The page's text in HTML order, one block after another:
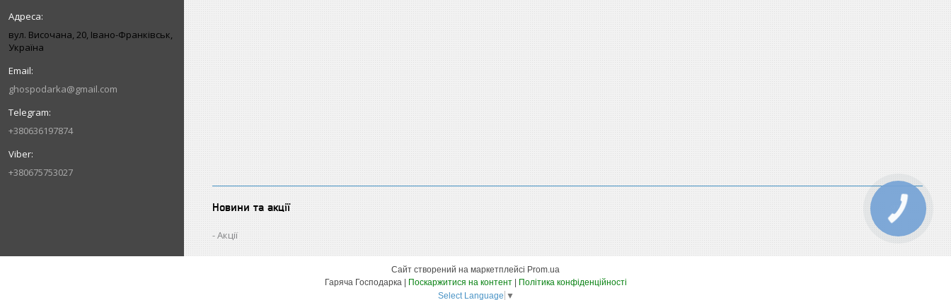
вул. Височана, 20, Івано-Франківськ,
Україна
ghospodarka@gmail.com
+380636197874
+380675753027
Новини та акції
Акції
Сайт створений на маркетплейсі Prom.ua
Поскаржитися на контент
Політика конфіденційності
Select Language ▼